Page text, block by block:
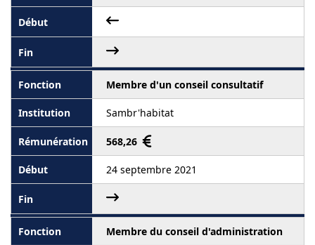
Membre d'un conseil consultatif
Sambr'habitat
568,26
24 septembre 2021
Membre du conseil d'administration